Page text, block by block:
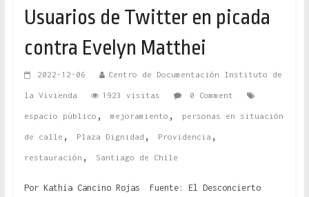
Usuarios de Twitter en picada
contra Evelyn Matthei
2022-12-06 Centro de Documentación Instituto de
la Vivienda 1923 visitas 0 Comment
espacio público , mejoramiento , personas en situación
de calle , Plaza Dignidad , Providencia ,
restauración , Santiago de Chile
Por Kathia Cancino Rojas Fuente: El Desconcierto